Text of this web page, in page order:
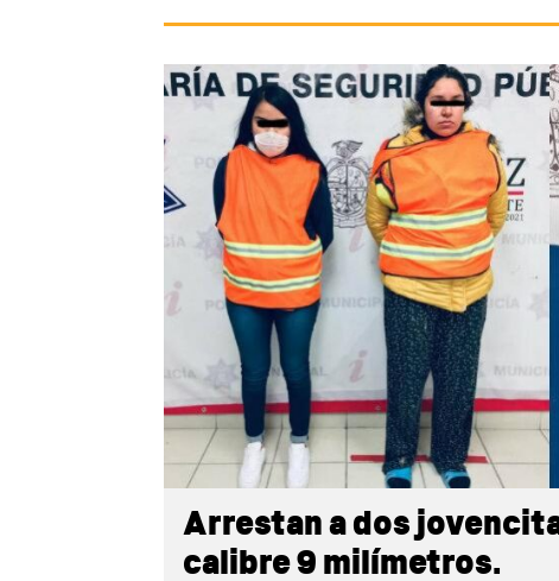
Arrestan a dos
calibre 9 milímetros.